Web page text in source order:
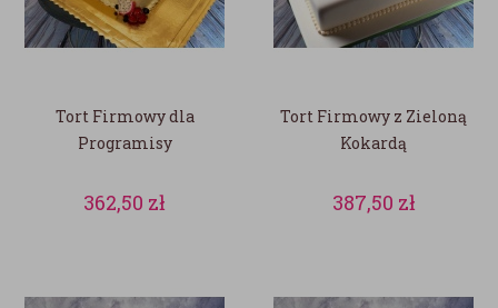
Tort Firmowy dla
Programisy
362,50 zł
Tort Firmowy z Zieloną
Kokardą
387,50 zł